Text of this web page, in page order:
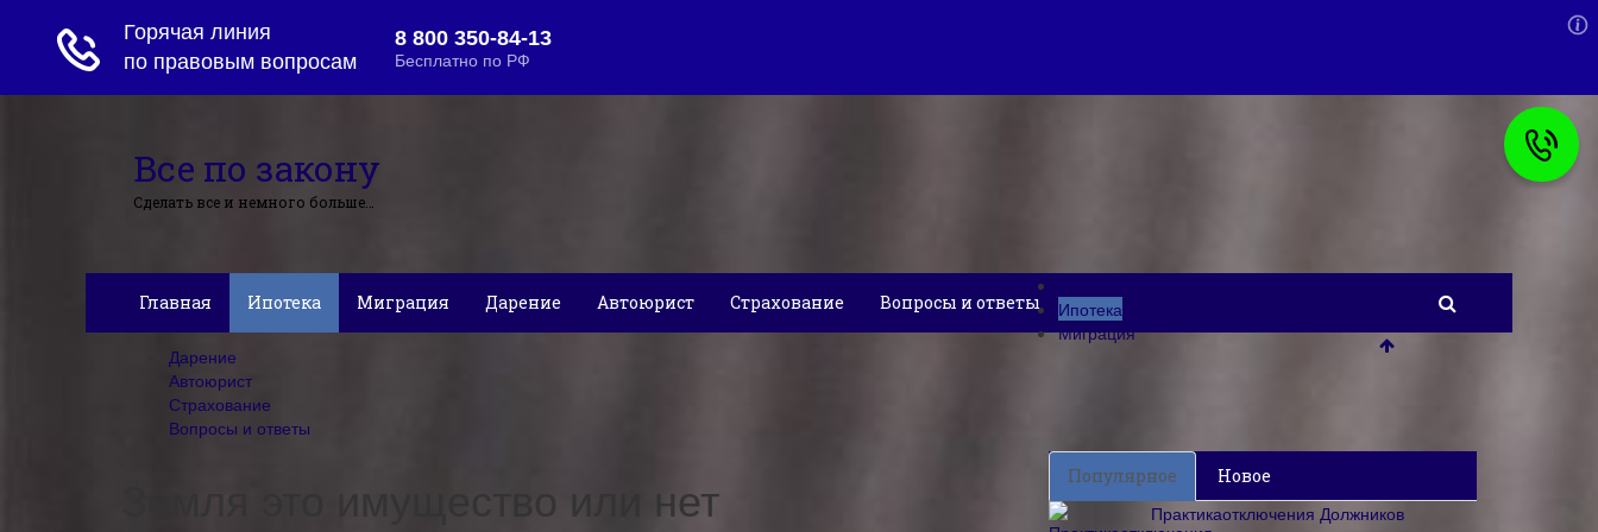
Все по закону
Сделать все и немного больше…
Главная Ипотека Миграция Дарение Автоюрист Страхование Вопросы и ответы
Ипотека
Миграция
Дарение
Автоюрист
Страхование
Вопросы и ответы
Земля это имущество или нет Популярное Новое
Практикаотключения Должников